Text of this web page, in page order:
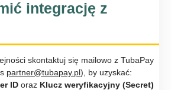
integrację z
skontaktuj się mailowo z TubaPay
partner@tubapay.pl), by uzyskać:
ID oraz Klucz weryfikacyjny (Secret)